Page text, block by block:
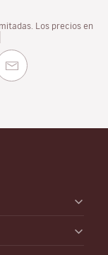
Los precios en